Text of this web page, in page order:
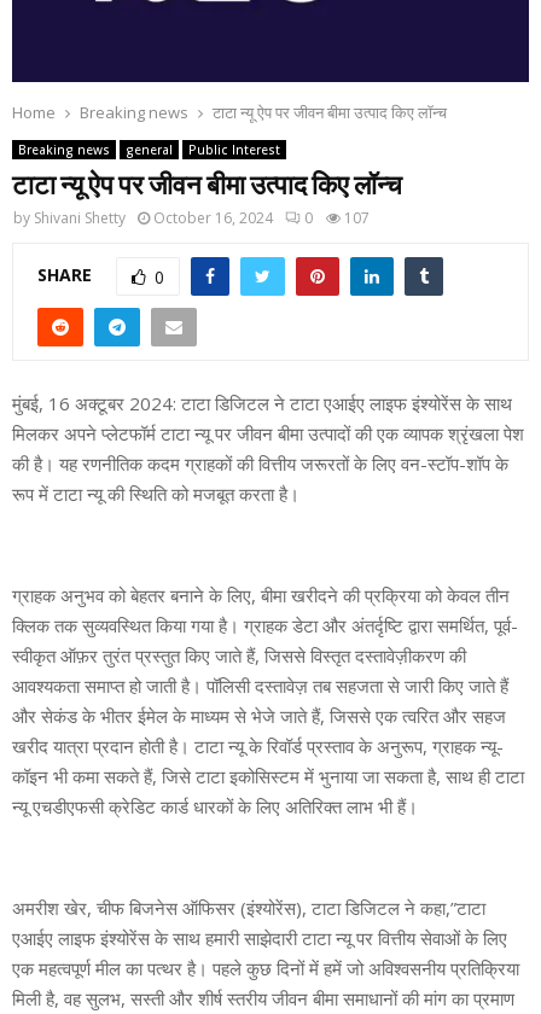
Home Breaking news टाटा न्यू ऐप पर जीवन बीमा उत्पाद किए लॉन्च
Breaking news general Public Interest
टाटा न्यू ऐप पर जीवन बीमा उत्पाद किए लॉन्च
by Shivani Shetty October 16, 2024 0 107
SHARE 0
मुंबई, 16 अक्टूबर 2024: टाटा डिजिटल ने टाटा एआईए लाइफ इंश्योरेंस के साथ
मिलकर अपने प्लेटफॉर्म टाटा न्यू पर जीवन बीमा उत्पादों की एक व्यापक श्रृंखला पेश
की है। यह रणनीतिक कदम ग्राहकों की वित्तीय जरूरतों के लिए वन-स्टॉप-शॉप के
रूप में टाटा न्यू की स्थिति को मजबूत करता है।
ग्राहक अनुभव को बेहतर बनाने के लिए, बीमा खरीदने की प्रक्रिया को केवल तीन
क्लिक तक सुव्यवस्थित किया गया है। ग्राहक डेटा और अंतर्दृष्टि द्वारा समर्थित, पूर्व-
स्वीकृत ऑफ़र तुरंत प्रस्तुत किए जाते हैं, जिससे विस्तृत दस्तावेज़ीकरण की
आवश्यकता समाप्त हो जाती है। पॉलिसी दस्तावेज़ तब सहजता से जारी किए जाते हैं
और सेकंड के भीतर ईमेल के माध्यम से भेजे जाते हैं, जिससे एक त्वरित और सहज
खरीद यात्रा प्रदान होती है। टाटा न्यू के रिवॉर्ड प्रस्ताव के अनुरूप, ग्राहक न्यू-
कॉइन भी कमा सकते हैं, जिसे टाटा इकोसिस्टम में भुनाया जा सकता है, साथ ही टाटा
न्यू एचडीएफसी क्रेडिट कार्ड धारकों के लिए अतिरिक्त लाभ भी हैं।
अमरीश खेर, चीफ बिजनेस ऑफिसर (इंश्योरेंस), टाटा डिजिटल ने कहा,”टाटा
एआईए लाइफ इंश्योरेंस के साथ हमारी साझेदारी टाटा न्यू पर वित्तीय सेवाओं के लिए
एक महत्वपूर्ण मील का पत्थर है। पहले कुछ दिनों में हमें जो अविश्वसनीय प्रतिक्रिया
मिली है, वह सुलभ, सस्ती और शीर्ष स्तरीय जीवन बीमा समाधानों की मांग का प्रमाण